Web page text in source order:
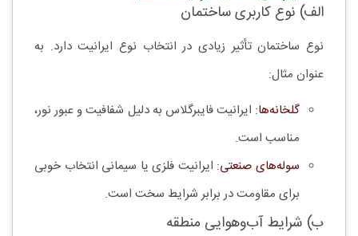
الف) نوع کاربری ساختمان
نوع ساختمان تأثیر زیادی در انتخاب نوع ایرانیت دارد. به
عنوان مثال:
گلخانه‌ها: ایرانیت فایبرگلاس به دلیل شفافیت و عبور نور،
مناسب است.
سوله‌های صنعتی: ایرانیت فلزی یا سیمانی انتخاب خوبی
برای مقاومت در برابر شرایط سخت است.
ب) شرایط آب‌وهوایی منطقه